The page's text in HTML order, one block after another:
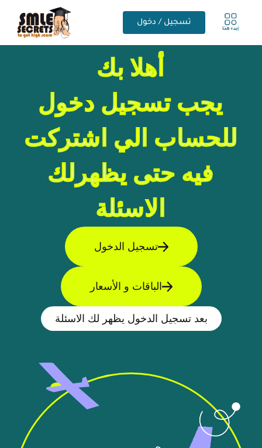
تسجيل / دخول
أهلا بك
يجب تسجيل دخول
للحساب الي اشتركت
فيه حتى يظهرلك
الاسئلة
تسجيل الدخول
الباقات و الأسعار
بعد تسجيل الدخول يظهر لك الاسئلة